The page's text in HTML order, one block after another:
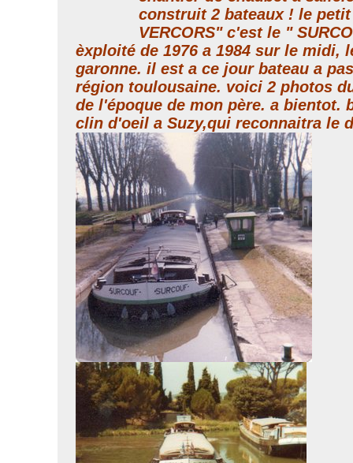
construit 2 bateaux ! le
VERCORS" c'est le "
èxploité de 1976 a 1984 sur le midi,
garonne. il est a ce jour bateau a
région toulousaine. voici 2 photos
de l'époque de mon père. a
clin d'oeil a Suzy,qui reconnaitra le